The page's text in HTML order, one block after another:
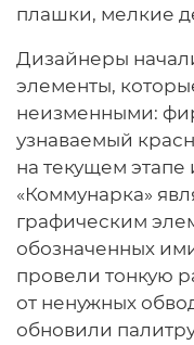
плашки, мелкие
Дизайнеры
элементы,
неизменными:
узнаваемый
на текущем
«Коммунарка»
графическим
обозначенных
провели тонкую
от ненужных
обновили